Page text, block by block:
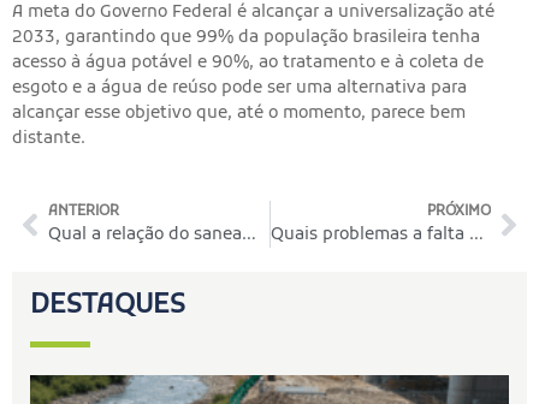
DESTAQUES
A meta do Governo Federal é alcançar a universalização até
2033, garantindo que 99% da população brasileira tenha
acesso à água potável e 90%, ao tratamento e à coleta de
esgoto e a água de reúso pode ser uma alternativa para
alcançar esse objetivo que, até o momento, parece bem
distante.
ANTERIOR
Qual a relação do saneamento ambiental e a Covid-19?
PRÓXIMO
Quais problemas a falta de manutenção ou a operação incorreta de uma ETE podem causar?